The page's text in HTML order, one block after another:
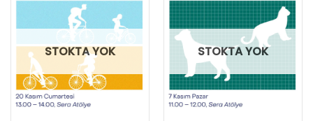
STOKTA YOK STOKTA YOK